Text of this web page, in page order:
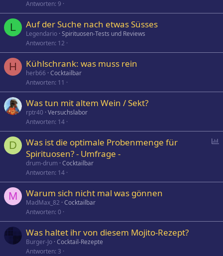
Antworten 9
L Auf der Suche nach etwas Süsses
Legendario Spirituosen-Tests und Reviews
Antworten 12
H Kühlschrank: was muss rein
herb66 Cocktailbar
Antworten 11
Was tun mit altem Wein / Sekt?
rptr40 Versuchslabor
Antworten 14
D
Was ist die optimale Probenmenge für
Spirituosen? - Umfrage -
drum-drum Cocktailbar
Antworten 14
M Warum sich nicht mal was gönnen
MadMax_82 Cocktailbar
Antworten 0
Was haltet ihr von diesem Mojito-Rezept?
Burger-Jo Cocktail-Rezepte
Antworten 3